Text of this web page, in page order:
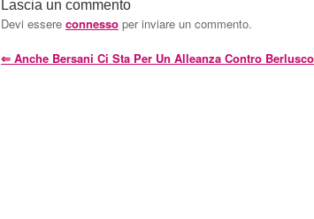
Lascia un commento
Devi essere connesso per inviare un commento.
⇐ Anche Bersani Ci Sta Per Un Alleanza Contro